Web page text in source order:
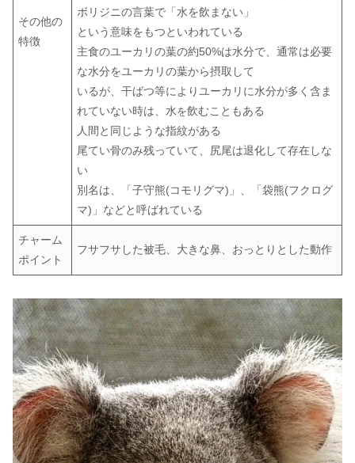
その他の
特徴
ボリジニの言葉で「水を飲まない」
という意味をもつといわれている
主食のユーカリの葉の約50%は水分で、通常は必要
な水分をユーカリの葉から摂取して
いるが、干ばつ等によりユーカリに水分が多く含ま
れていない時は、水を飲むこともある
人間と同じような指紋がある
尾てい骨のみ残っていて、尻尾は退化して存在しな
い
別名は、「子守熊(コモリグマ)」、「袋熊(フクログ
マ)」などと呼ばれている
チャーム
ポイント
フサフサした被毛、大きな鼻、おっとりとした動作